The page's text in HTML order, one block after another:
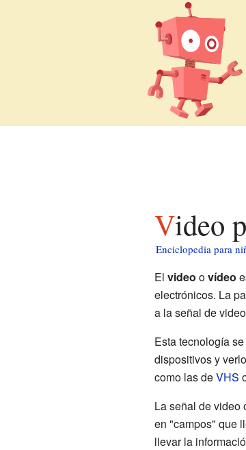
Video
Enciclopedia para
El video ovídeo
electrónicos. La
a la señal de
Esta tecnología
dispositivos y
como las deVHS
La señal de video
en "campos" que
llevar la